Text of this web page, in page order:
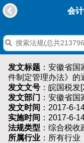
发文标题 ：安徽省
件制定管理办法》的
发文文号 ：皖国税
发文部门 ：安徽省国
发文时间 ：2017-6-
实施时间 ：2017-6-
法规类型 ：综合税收
所属行业 ：所有行业